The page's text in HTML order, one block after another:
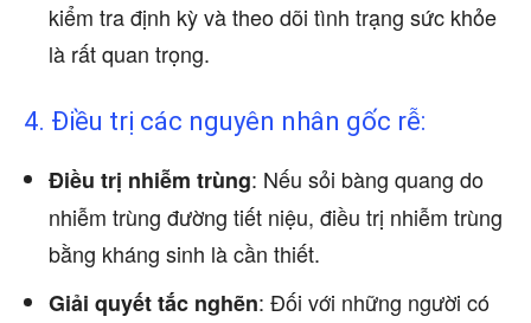
kiểm tra định kỳ và theo dõi tình trạng sức khỏe
là rất quan trọng.
4. Điều trị các nguyên nhân gốc rễ:
Điều trị nhiễm trùng: Nếu sỏi bàng quang do
nhiễm trùng đường tiết niệu, điều trị nhiễm trùng
bằng kháng sinh là cần thiết.
Giải quyết tắc nghẽn: Đối với những người có